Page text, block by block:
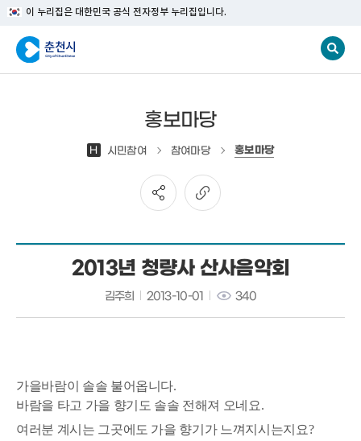
이 누리집은 대한민국 공식 전자정부 누리집입니다.
홍보마당
H 시민참여 참여마당 홍보마당
2013년 청량사 산사음악회
김주희 2013-10-01 340
가을바람이 솔솔 불어옵니다.
바람을 타고 가을 향기도 솔솔 전해져 오네요.
여러분 계시는 그곳에도 가을 향기가 느껴지시는지요?